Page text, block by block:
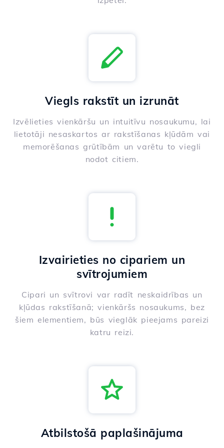
Viegls rakstīt un izrunāt
Izvēlieties vienkāršu un intuitīvu nosaukumu, lai
lietotāji nesaskartos ar rakstīšanas kļūdām vai
memorēšanas grūtībām un varētu to viegli
nodot citiem.
Izvairieties no cipariem un
svītrojumiem
Cipari un svītrovi var radīt neskaidrības un
kļūdas rakstīšanā; vienkāršs nosaukums, bez
šiem elementiem, būs vieglāk pieejams pareizi
katru reizi.
Atbilstošā paplašinājuma